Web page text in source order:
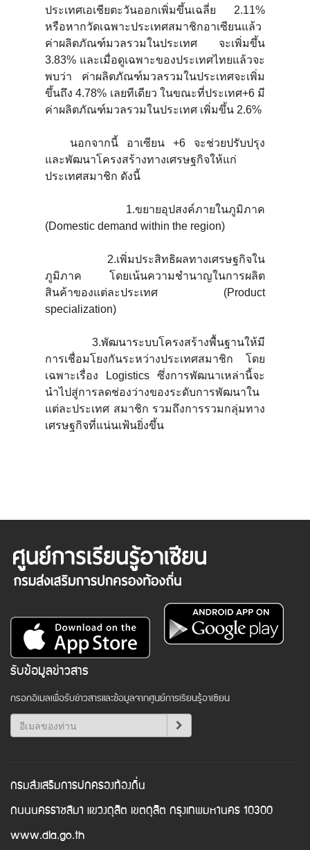
ประเทศเอเชียตะวันออกเพิ่มขึ้นเฉลี่ย 2.11%
หรือหากวัดเฉพาะประเทศสมาชิกอาเซียนแล้ว
ค่าผลิตภัณฑ์มวลรวมในประเทศ จะเพิ่มขึ้น
3.83% และเมื่อดูเฉพาะของประเทศไทยแล้วจะ
พบว่า ค่าผลิตภัณฑ์มวลรวมในประเทศจะเพิ่ม
ขึ้นถึง 4.78% เลยทีเดียว ในขณะที่ประเทศ+6 มี
ค่าผลิตภัณฑ์มวลรวมในประเทศ เพิ่มขึ้น 2.6%
นอกจากนี้ อาเซียน +6 จะช่วยปรับปรุง
และพัฒนาโครงสร้างทางเศรษฐกิจให้แก่
ประเทศสมาชิก ดังนี้
1.ขยายอุปสงค์ภายในภูมิภาค
(Domestic demand within the region)
2.เพิ่มประสิทธิผลทางเศรษฐกิจใน
ภูมิภาค โดยเน้นความชำนาญในการผลิต
สินค้าของแต่ละประเทศ (Product
specialization)
3.พัฒนาระบบโครงสร้างพื้นฐานให้มี
การเชื่อมโยงกันระหว่างประเทศสมาชิก โดย
เฉพาะเรื่อง Logistics ซึ่งการพัฒนาเหล่านี้จะ
นำไปสู่การลดช่องว่างของระดับการพัฒนาใน
แต่ละประเทศ สมาชิก รวมถึงการรวมกลุ่มทาง
เศรษฐกิจที่แน่นเฟ้นยิ่งขึ้น
รับข้อมูลข่าวสาร
กรอกอีเมลเพื่อรับข่าวสารและข้อมูลจากศูนย์การเรียนรู้อาเซียน
กรมส่งเสริมการปกครองท้องถิ่น
ถนนนครราชสีมา แขวงดุสิต เขตดุสิต กรุงเทพมหานคร 10300
www.dla.go.th